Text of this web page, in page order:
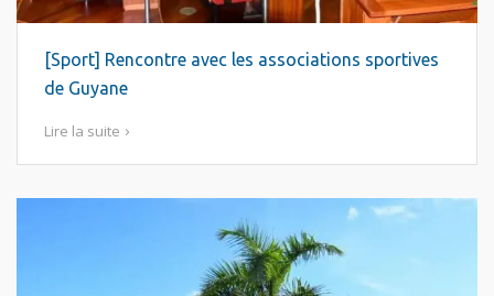
[Sport] Rencontre avec les associations sportives
de Guyane
Lire la suite